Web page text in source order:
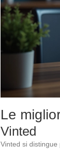
Le
Vinted
Vinted si